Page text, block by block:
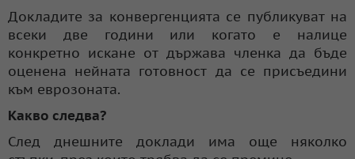
Докладите за конвергенцията се публикуват на
всеки две години или когато е налице
конкретно искане от държава членка да бъде
оценена нейната готовност да се присъедини
към еврозоната.
Какво следва?
След днешните доклади има още няколко